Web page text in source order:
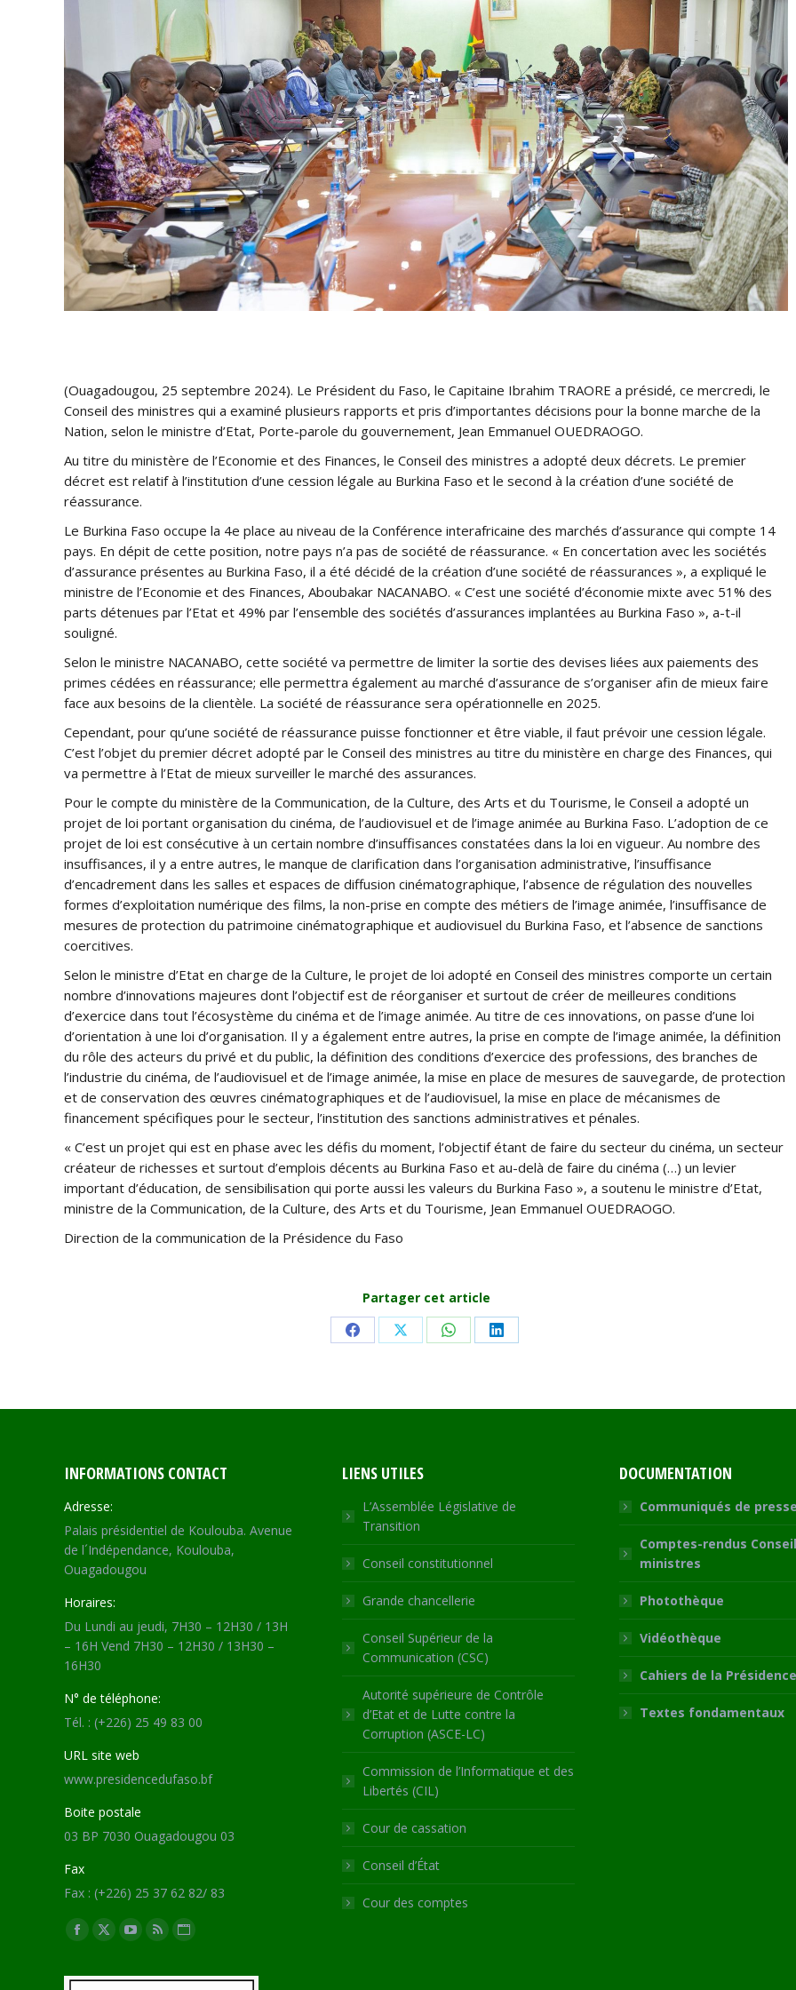
(Ouagadougou, 25 septembre 2024). Le Président du Faso, le Capitaine Ibrahim TRAORE a présidé, ce mercredi, le
Conseil des ministres qui a examiné plusieurs rapports et pris d’importantes décisions pour la bonne marche de la
Nation, selon le ministre d’Etat, Porte-parole du gouvernement, Jean Emmanuel OUEDRAOGO.
Au titre du ministère de l’Economie et des Finances, le Conseil des ministres a adopté deux décrets. Le premier
décret est relatif à l’institution d’une cession légale au Burkina Faso et le second à la création d’une société de
réassurance.
Le Burkina Faso occupe la 4e place au niveau de la Conférence interafricaine des marchés d’assurance qui compte 14
pays. En dépit de cette position, notre pays n’a pas de société de réassurance. « En concertation avec les sociétés
d’assurance présentes au Burkina Faso, il a été décidé de la création d’une société de réassurances », a expliqué le
ministre de l’Economie et des Finances, Aboubakar NACANABO. « C’est une société d’économie mixte avec 51% des
parts détenues par l’Etat et 49% par l’ensemble des sociétés d’assurances implantées au Burkina Faso », a-t-il
souligné.
Selon le ministre NACANABO, cette société va permettre de limiter la sortie des devises liées aux paiements des
primes cédées en réassurance; elle permettra également au marché d’assurance de s’organiser afin de mieux faire
face aux besoins de la clientèle. La société de réassurance sera opérationnelle en 2025.
Cependant, pour qu’une société de réassurance puisse fonctionner et être viable, il faut prévoir une cession légale.
C’est l’objet du premier décret adopté par le Conseil des ministres au titre du ministère en charge des Finances, qui
va permettre à l’Etat de mieux surveiller le marché des assurances.
Pour le compte du ministère de la Communication, de la Culture, des Arts et du Tourisme, le Conseil a adopté un
projet de loi portant organisation du cinéma, de l’audiovisuel et de l’image animée au Burkina Faso. L’adoption de ce
projet de loi est consécutive à un certain nombre d’insuffisances constatées dans la loi en vigueur. Au nombre des
insuffisances, il y a entre autres, le manque de clarification dans l’organisation administrative, l’insuffisance
d’encadrement dans les salles et espaces de diffusion cinématographique, l’absence de régulation des nouvelles
formes d’exploitation numérique des films, la non-prise en compte des métiers de l’image animée, l’insuffisance de
mesures de protection du patrimoine cinématographique et audiovisuel du Burkina Faso, et l’absence de sanctions
coercitives.
Selon le ministre d’Etat en charge de la Culture, le projet de loi adopté en Conseil des ministres comporte un certain
nombre d’innovations majeures dont l’objectif est de réorganiser et surtout de créer de meilleures conditions
d’exercice dans tout l’écosystème du cinéma et de l’image animée. Au titre de ces innovations, on passe d’une loi
d’orientation à une loi d’organisation. Il y a également entre autres, la prise en compte de l’image animée, la définition
du rôle des acteurs du privé et du public, la définition des conditions d’exercice des professions, des branches de
l’industrie du cinéma, de l’audiovisuel et de l’image animée, la mise en place de mesures de sauvegarde, de protection
et de conservation des œuvres cinématographiques et de l’audiovisuel, la mise en place de mécanismes de
financement spécifiques pour le secteur, l’institution des sanctions administratives et pénales.
« C’est un projet qui est en phase avec les défis du moment, l’objectif étant de faire du secteur du cinéma, un secteur
créateur de richesses et surtout d’emplois décents au Burkina Faso et au-delà de faire du cinéma (…) un levier
important d’éducation, de sensibilisation qui porte aussi les valeurs du Burkina Faso », a soutenu le ministre d’Etat,
ministre de la Communication, de la Culture, des Arts et du Tourisme, Jean Emmanuel OUEDRAOGO.
Direction de la communication de la Présidence du Faso
Partager cet article
Share Share Share Share
INFORMATIONS CONTACT
Adresse:
Palais présidentiel de Koulouba. Avenue
de l´Indépendance, Koulouba,
Ouagadougou
Horaires:
Du Lundi au jeudi, 7H30 – 12H30 / 13H
– 16H Vend 7H30 – 12H30 / 13H30 –
16H30
N° de téléphone:
Tél. : (+226) 25 49 83 00
URL site web
www.presidencedufaso.bf
Boite postale
03 BP 7030 Ouagadougou 03
Fax
Fax : (+226) 25 37 62 82/ 83
Trouvez nous sur :
Facebook
opens
X
opens
YouTube
opens
RSS
opens
Site
page
LIENS UTILES
L’Assemblée Législative de
Transition
Conseil constitutionnel
Grande chancellerie
Conseil Supérieur de la
Communication (CSC)
Autorité supérieure de Contrôle
d’Etat et de Lutte contre la
Corruption (ASCE-LC)
Commission de l’Informatique et des
Libertés (CIL)
Cour de cassation
Conseil d’État
Cour des comptes
DOCUMENTATION
Communiqués de
Comptes-rendus
ministres
Photothèque
Vidéothèque
Cahiers de la Présidence
Textes fondamentaux